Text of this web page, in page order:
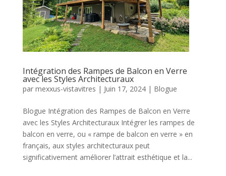
Intégration des Rampes de Balcon en Verre
avec les Styles Architecturaux
par mexxus-vistavitres | Juin 17, 2024| Blogue
Blogue Intégration des Rampes de Balcon en Verre
avec les Styles Architecturaux Intégrer les rampes de
balcon en verre, ou « rampe de balcon en verre » en
français, aux styles architecturaux peut
significativement améliorer l’attrait esthétique et la...